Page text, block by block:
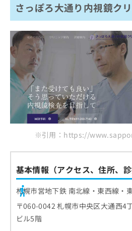
さっぽろ大通り内視鏡ク
※引用：https://
基本情報（アクセス、住所、診
札幌市営地下鉄 南北線・東西線・
〒060-0042 札幌市中央区大通西4
ビル5階